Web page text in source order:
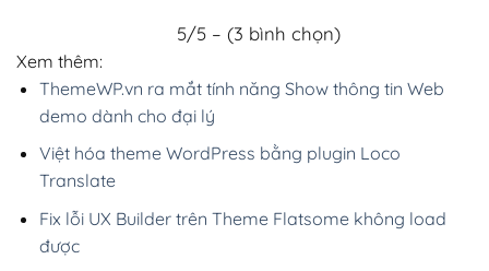
5/5 – (3 bình chọn)
Xem thêm:
ThemeWP.vn ra mắt tính năng Show thông tin Web
demo dành cho đại lý
Việt hóa theme WordPress bằng plugin Loco
Translate
Fix lỗi UX Builder trên Theme Flatsome không load
được